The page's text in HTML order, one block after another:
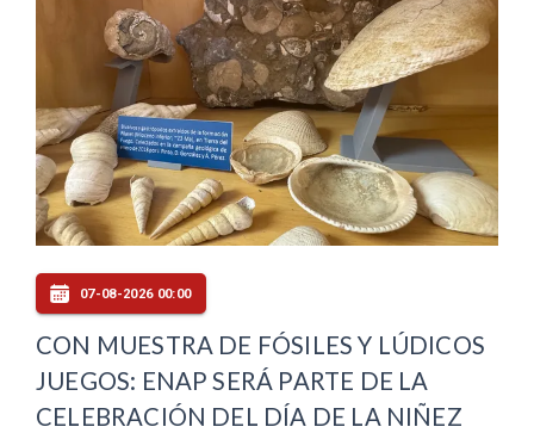
07-08-2026 00:00
CON MUESTRA DE FÓSILES Y LÚDICOS
JUEGOS: ENAP SERÁ PARTE DE LA
CELEBRACIÓN DEL DÍA DE LA NIÑEZ